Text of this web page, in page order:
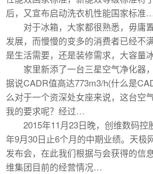
后，又宣布启动洗衣机性能国家标准…
对于冰箱，大家都很熟悉，毋庸
发展，而慢慢的变多的消费者已经不
是生活需要，还是装修需求，大容
家里新添了一台三星空气净化器，
据说CADR值高达773m3/h(什么是
么对于一个资深处女座来说，这台空
我的要求呢？经过…
2015年11月23日晚，创维数码控
年9月30日止6个月的中期业绩。天极
发布会，在此我们根据与会获得的信
维集团目前的经营情况…